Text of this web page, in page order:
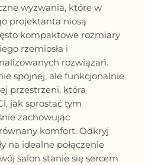
wyzwania, które w
projektanta niosą
kompaktowe rozmiary
rzemiosła i
rozwiązań.
spójnej, ale funkcjonalnie
przestrzeni, która
jak sprostać tym
zachowując
komfort. Odkryj
na idealne połączenie
salon stanie się sercem